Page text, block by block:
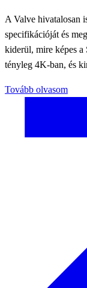
A Valve hivatalosan
specifikációját és
kiderül, mire képes a
tényleg 4K-ban, és
Tovább olvasom